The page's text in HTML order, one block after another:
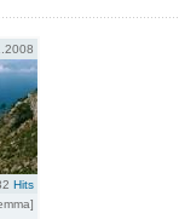
Hits